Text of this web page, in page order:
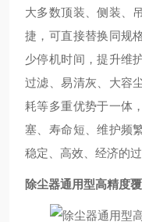
大多数顶装、侧装、
捷，可直接替换同规
少停机时间，提升维
过滤、易清灰、大容
耗等多重优势于一体
塞、寿命短、维护频
稳定、高效、经济的过
除尘器通用型高精度